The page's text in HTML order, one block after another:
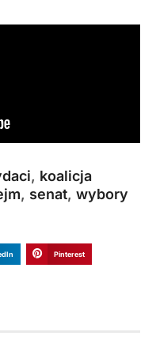
, koalicja
, senat, wybory
Pinterest